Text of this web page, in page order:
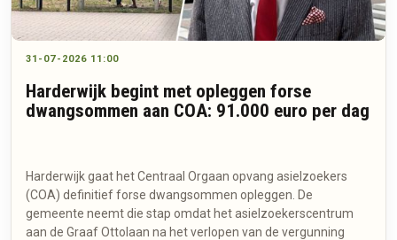
31-07-2026 11:00
Harderwijk begint met opleggen forse
dwangsommen aan COA: 91.000 euro per dag
Harderwijk gaat het Centraal Orgaan opvang asielzoekers
(COA) definitief forse dwangsommen opleggen. De
gemeente neemt die stap omdat het asielzoekerscentrum
aan de Graaf Ottolaan na het verlopen van de vergunning